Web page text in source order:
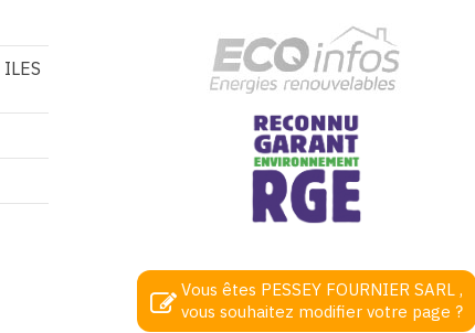
Vous êtes PESSEY FOURNIER SARL ,
vous souhaitez modifier votre page ?